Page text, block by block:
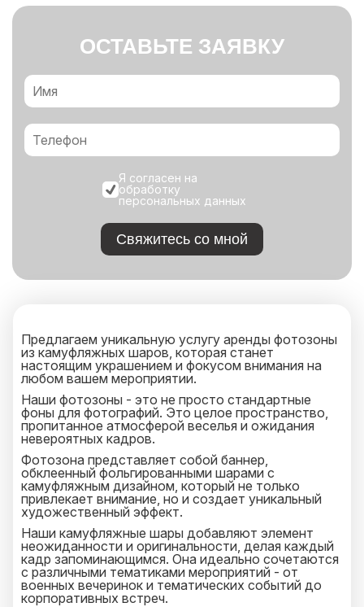
ОСТАВЬТЕ ЗАЯВКУ
Я согласен на
обработку
персональных данных
Свяжитесь со мной
Предлагаем уникальную услугу аренды фотозоны
из камуфляжных шаров, которая станет
настоящим украшением и фокусом внимания на
любом вашем мероприятии.
Наши фотозоны - это не просто стандартные
фоны для фотографий. Это целое пространство,
пропитанное атмосферой веселья и ожидания
невероятных кадров.
Фотозона представляет собой баннер,
обклеенный фольгированными шарами с
камуфляжным дизайном, который не только
привлекает внимание, но и создает уникальный
художественный эффект.
Наши камуфляжные шары добавляют элемент
неожиданности и оригинальности, делая каждый
кадр запоминающимся. Она идеально сочетаются
с различными тематиками мероприятий - от
военных вечеринок и тематических событий до
корпоративных встреч.